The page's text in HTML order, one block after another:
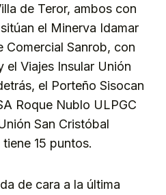
de Teror, ambos con
el Minerva Idamar
Comercial Sanrob, con
Viajes Insular Unión
el Porteño Sisocan
Roque Nublo ULPGC
San Cristóbal
15 puntos.
de cara a la última